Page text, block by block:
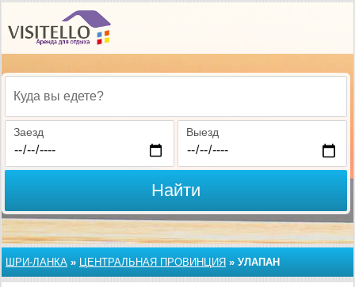
Куда вы едете?
Заезд Выезд
Найти
ШРИ-ЛАНКА » ЦЕНТРАЛЬНАЯ ПРОВИНЦИЯ » УЛАПАН